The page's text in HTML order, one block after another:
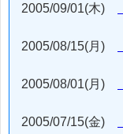
2005/09/01(木)
2005/08/15(月)
2005/08/01(月)
2005/07/15(金)